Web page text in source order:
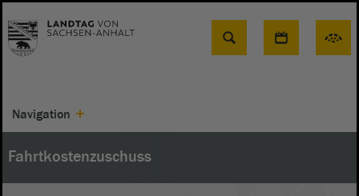
Suche
Navigation
Fahrtkostenzuschuss